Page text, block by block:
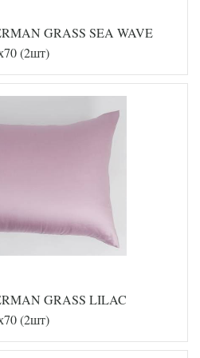
GRASS SEA WAVE
(2шт)
GRASS LILAC
(2шт)